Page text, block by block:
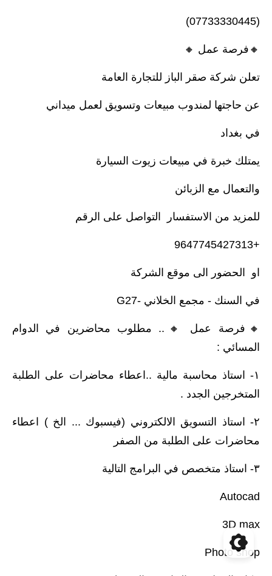
(07733330445)
🔸️فرصة عمل 🔸️
تعلن شركة صقر الباز للتجارة العامة
عن حاجتها لمندوب مبيعات وتسويق لعمل ميداني
في بغداد
يمتلك خبرة في مبيعات زيوت السيارة
والتعمال مع الزبائن
للمزيد من الاستفسار التواصل على الرقم
+9647745427313
او الحضور الى موقع الشركة
في السنك - مجمع الخلاني -G27
🔸️فرصة عمل 🔸️.. مطلوب محاضرين في الدوام
المسائي :
١- استاذ محاسبة مالية ..اعطاء محاضرات على الطلبة
المتخرجين الجدد .
٢- استاذ التسويق الالكتروني (فيسبوك ... الخ ) اعطاء
محاضرات على الطلبة من الصفر
٣- استاذ متخصص في البرامج التالية
Autocad
3D max
Photo shop